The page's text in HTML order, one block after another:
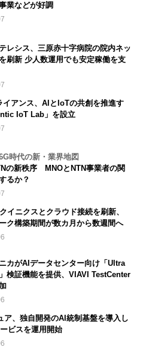
業などが好調
レシス、三原赤十字病院の院内ネッ
刷新 少人数運用でも安定稼働を支
イアンス、AIとIoTの共創を推進す
IoT Lab」を設立
時代の新・業界地図
の新秩序 MNOとNTN事業者の関
るか？
イニクスとクラウド接続を刷新、
ク構築期間が数カ月から数週間へ
カがAIデータセンター向け「Ultra
検証機能を提供、VIAVI TestCenter
ア、独自開発のAI統制基盤を導入し
ビスを運用開始